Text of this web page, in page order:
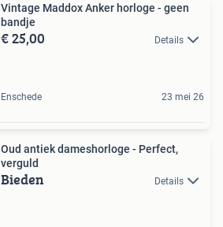
Vintage Maddox Anker horloge - geen
bandje
€ 25,00 Details
Enschede 23 mei 26
Oud antiek dameshorloge - Perfect,
verguld
Bieden Details